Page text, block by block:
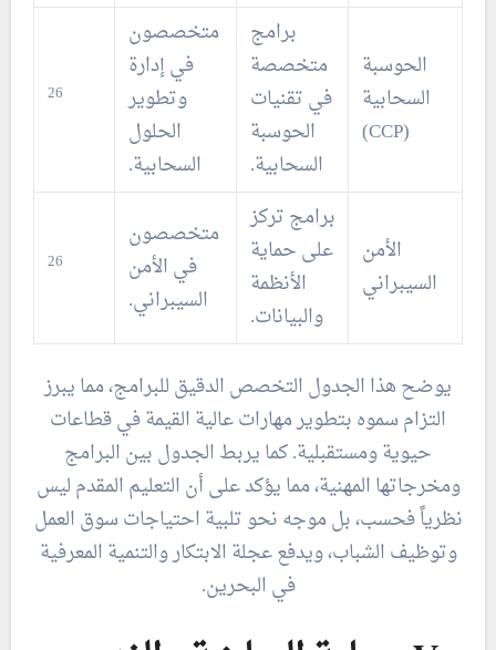
الحوسبة
السحابية
(CCP)
برامج
متخصصة
في تقنيات
الحوسبة
السحابية.
متخصصون
في إدارة
وتطوير
الحلول
السحابية.
26
الأمن
السيبراني
برامج تركز
على حماية
الأنظمة
والبيانات.
متخصصون
في الأمن
السيبراني.
26
يوضح هذا الجدول التخصص الدقيق للبرامج، مما يبرز
التزام سموه بتطوير مهارات عالية القيمة في قطاعات
حيوية ومستقبلية. كما يربط الجدول بين البرامج
ومخرجاتها المهنية، مما يؤكد على أن التعليم المقدم ليس
نظرياً فحسب، بل موجه نحو تلبية احتياجات سوق العمل
وتوظيف الشباب، ويدفع عجلة الابتكار والتنمية المعرفية
في البحرين.